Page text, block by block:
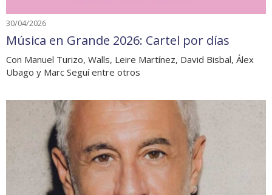
30/04/2026
Música en Grande 2026: Cartel por días
Con Manuel Turizo, Walls, Leire Martínez, David Bisbal, Álex
Ubago y Marc Seguí entre otros